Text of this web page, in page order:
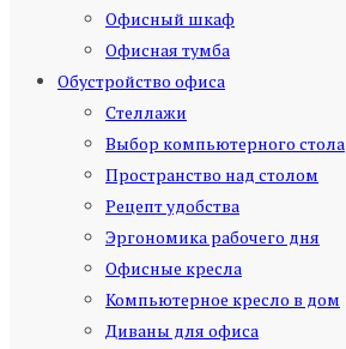
Офисный шкаф
Офисная тумба
Обустройство офиса
Стеллажи
Выбор компьютерного стола
Пространство над столом
Рецепт удобства
Эргономика рабочего дня
Офисные кресла
Компьютерное кресло в дом
Диваны для офиса